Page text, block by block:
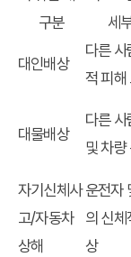
구분
세
대인배상
다른 사
적 피해
대물배상
다른 사
및 차량
자기신체사
고/자동차
상해
운전자
의 신체
상